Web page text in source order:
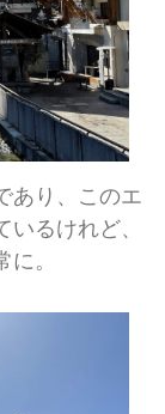
あり、このエ
るけれど、
。